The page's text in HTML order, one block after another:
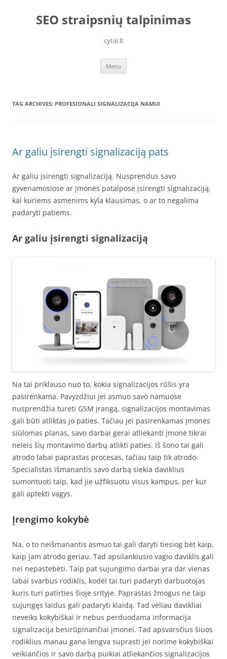
contentSEO straipsnių talpinimas
cytai.lt
Menu
TAG ARCHIVES: PROFESIONALI SIGNALIZACIJA NAMUI
Ar galiu įsirengti signalizaciją pats
Ar galiu įsirengti signalizaciją. Nusprendus savo
gyvenamosiose ar įmonės patalpose įsirengti signalizaciją,
kai kuriems asmenims kyla klausimas, o ar to negalima
padaryti patiems.
Ar galiu įsirengti signalizaciją
Na tai priklauso nuo to, kokia signalizacijos rūšis yra
pasirenkama. Pavyzdžiui jei asmuo savo namuose
nusprendžia turėti GSM įrangą, signalizacijos montavimas
gali būti atliktas jo paties. Tačiau jei pasirenkamas įmonės
siūlomas planas, savo darbai gerai atliekanti įmonė tikrai
neleis šių montavimo darbų atlikti paties. Iš šono tai gali
atrodo labai paprastas procesas, tačiau taip tik atrodo.
Specialistas išmanantis savo darbą siekia daviklius
sumontuoti taip, kad jie užfiksuotu visus kampus, per kur
gali aptekti vagys.
Įrengimo kokybė
Na, o to neišmanantis asmuo tai gali daryti tiesiog bet kaip,
kaip jam atrodo geriau. Tad apsilankiusio vagio daviklis gali
nei nepastebėti. Taip pat sujungimo darbai yra dar vienas
labai svarbus rodiklis, kodėl tai turi padaryti darbuotojas
kuris turi patirties šioje srityje. Paprastas žmogus ne taip
sujungęs laidus gali padaryti klaidą. Tad vėliau davikliai
neveiks kokybiškai ir nebus perduodama informacija
signalizacija besirūpinančiai įmonei. Tad apsvarsčius šiuos
rodiklius manau gana lengva suprasti jei norime kokybiškai
veikiančios ir savo darbą puikiai atliekančios signalizacijos